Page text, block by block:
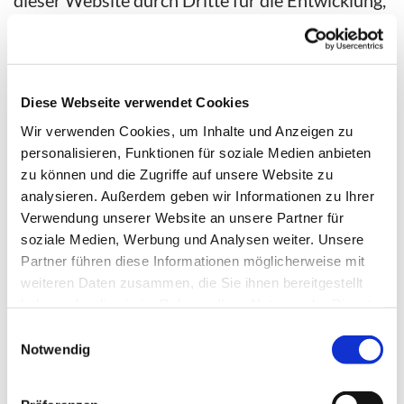
Diese Webseite verwendet Cookies
Wir verwenden Cookies, um Inhalte und Anzeigen zu
personalisieren, Funktionen für soziale Medien anbieten
zu können und die Zugriffe auf unsere Website zu
analysieren. Außerdem geben wir Informationen zu Ihrer
Verwendung unserer Website an unsere Partner für
soziale Medien, Werbung und Analysen weiter. Unsere
Partner führen diese Informationen möglicherweise mit
weiteren Daten zusammen, die Sie ihnen bereitgestellt
Notwendig
das Training oder den Betrieb von künstlicher
ausschließlich mit ausdrücklicher schriftlicher
Zustimmung des Inhabers. Ohne eine solche
Zustimmung ist es untersagt, die Inhalte für Text
und Data Mining zu verwenden. Dies gilt auch,
wenn auf der Website keine Meta-Angaben
vorhanden sind, die entsprechende Verfahren
aussperren, und selbst dann, wenn Bots, die den
Zweck haben, die Website zu Zwecken des Text
und Data Mining auszulesen, nicht ausgesperrt